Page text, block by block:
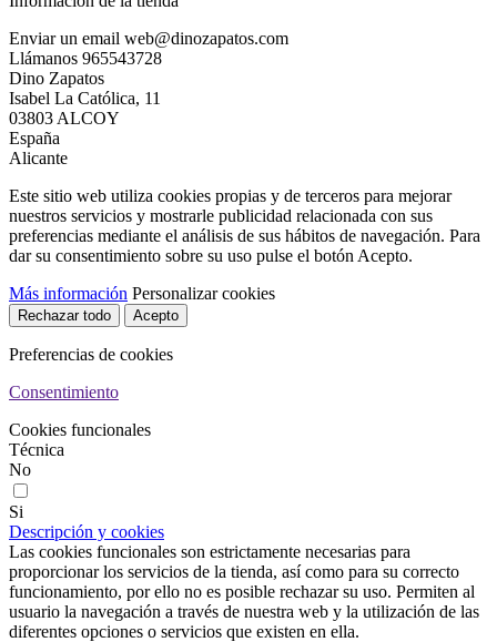
Enviar un email web@dinozapatos.com
Llámanos 965543728
Dino Zapatos
Isabel La Católica, 11
03803 ALCOY
España
Alicante
Este sitio web utiliza cookies propias y de terceros para mejorar
nuestros servicios y mostrarle publicidad relacionada con sus
preferencias mediante el análisis de sus hábitos de navegación. Para
dar su consentimiento sobre su uso pulse el botón Acepto.
Más información Personalizar cookies
Rechazar todo Acepto
Preferencias de cookies
Consentimiento
Cookies funcionales
Técnica
No
Si
Descripción y cookies
Las cookies funcionales son estrictamente necesarias para
proporcionar los servicios de la tienda, así como para su correcto
funcionamiento, por ello no es posible rechazar su uso. Permiten al
usuario la navegación a través de nuestra web y la utilización de las
diferentes opciones o servicios que existen en ella.